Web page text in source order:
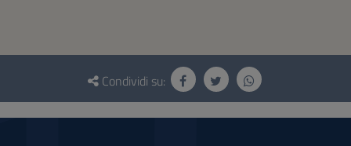
Questionario
social
Condividi su: